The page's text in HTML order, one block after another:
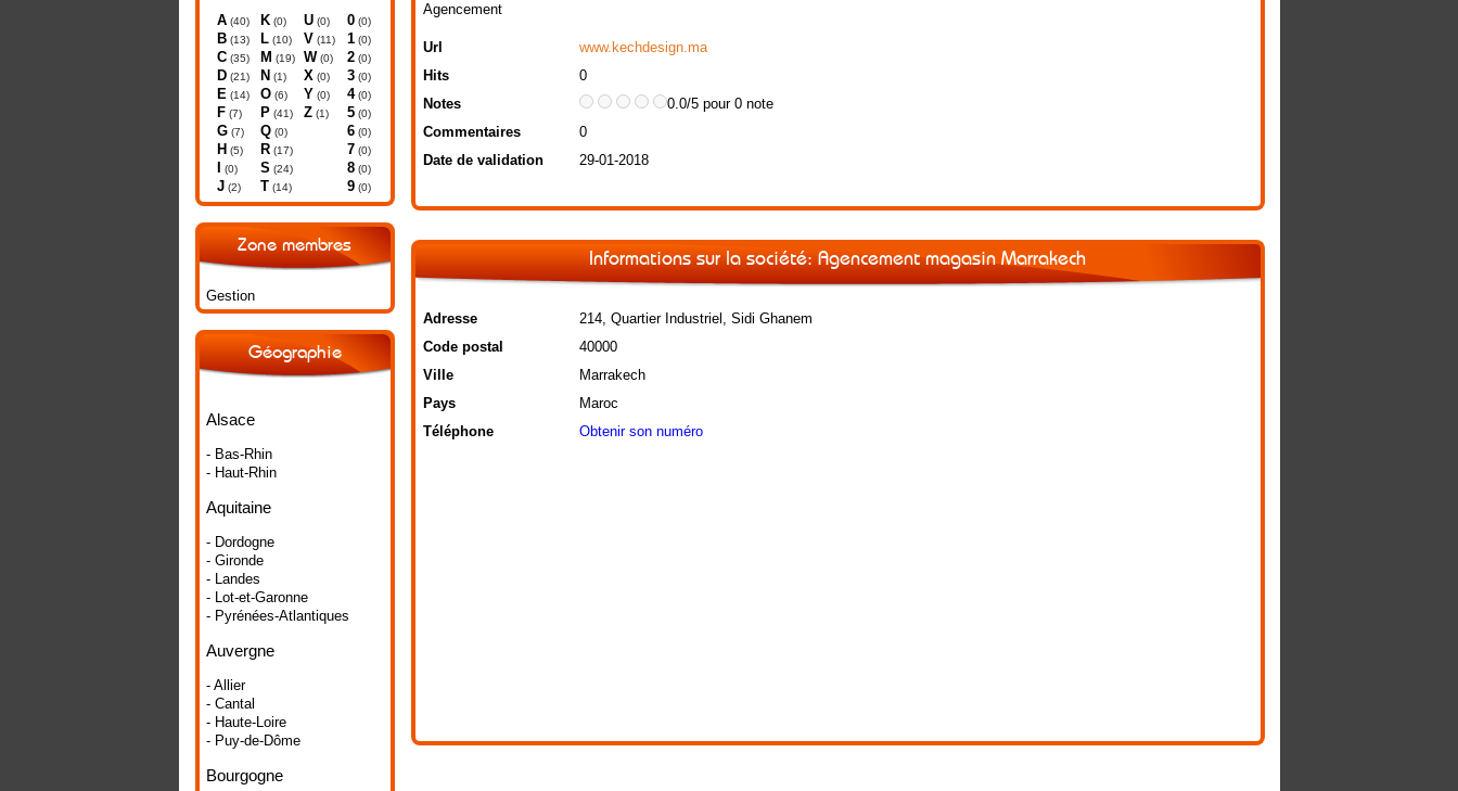
A(40)
B(13)
C(35)
D(21)
E (14)
F(7)
G(7)
H (5)
(0)
J(2)
K(0)
L(10)
M (19)
N (1)
O(6)
P(41)
Q(0)
R(17)
S (24)
T (14)
U(0)
V (11)
W(0)
X (0)
Y (0)
Z(1)
0(0)
1(0)
2(0)
3(0)
4(0)
5(0)
6(0)
7(0)
8(0)
9(0)
Zone membres
Gestion
Géographie
Alsace
- Bas-Rhin
- Haut-Rhin
Aquitaine
- Dordogne
- Gironde
- Landes
- Lot-et-Garonne
- Pyrénées-Atlantiques
Auvergne
- Allier
- Cantal
- Haute-Loire
- Puy-de-Dôme
Bourgogne
Agencement
Url
www.kechdesign.ma
Hits
0
Notes
0.0/5 pour 0 note
Commentaires
0
Date de validation
29-01-2018
Informations sur la société: Agencement magasin Marrakech
Adresse
214, Quartier Industriel, Sidi Ghanem
Code postal
40000
Ville
Marrakech
Pays
Maroc
Téléphone
Obtenir son numéro